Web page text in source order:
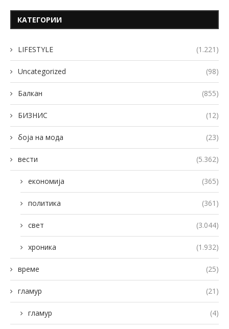
КАТЕГОРИИ
LIFESTYLE (1.221)
Uncategorized (98)
Балкан (855)
БИЗНИС (12)
боја на мода (23)
вести (5.362)
економија (365)
политика (361)
свет (3.044)
хроника (1.932)
време (25)
гламур (21)
гламур (4)